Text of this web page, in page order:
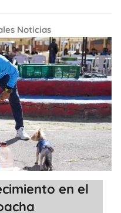
Noticias
en el